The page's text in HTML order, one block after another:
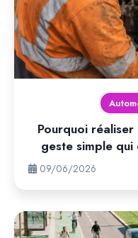
Pourquoi
geste simple
09/06/2026